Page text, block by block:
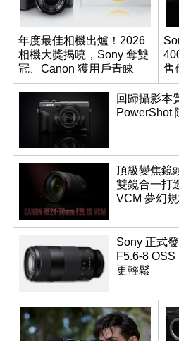
年度最佳相機出爐！2026
相機大獎揭曉，Sony 奪雙
冠、Canon 獲用戶青睞
售
回歸攝影本
PowerShot
頂級變焦鏡
雙鏡合一打
VCM 夢幻
Sony 正式
F5.6-8
更輕鬆